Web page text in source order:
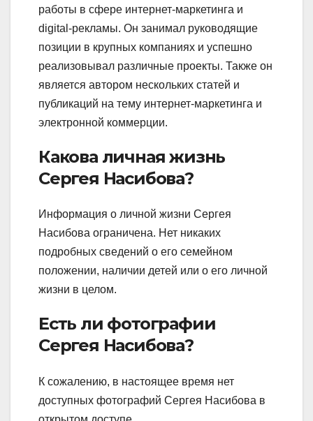
работы в сфере интернет-маркетинга и
digital-рекламы. Он занимал руководящие
позиции в крупных компаниях и успешно
реализовывал различные проекты. Также он
является автором нескольких статей и
публикаций на тему интернет-маркетинга и
электронной коммерции.
Какова личная жизнь
Сергея Насибова?
Информация о личной жизни Сергея
Насибова ограничена. Нет никаких
подробных сведений о его семейном
положении, наличии детей или о его личной
жизни в целом.
Есть ли фотографии
Сергея Насибова?
К сожалению, в настоящее время нет
доступных фотографий Сергея Насибова в